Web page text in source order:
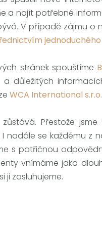
a najít potřebné
V případě zájmu o
stránek spouštíme
a důležitých
WCA International s.r.o.
Přestože
nadále se každému z
s patřičnou
vnímáme jako
ji zasluhujeme.